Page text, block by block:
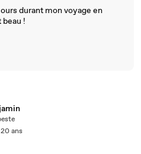
durant mon voyage en
!
ans